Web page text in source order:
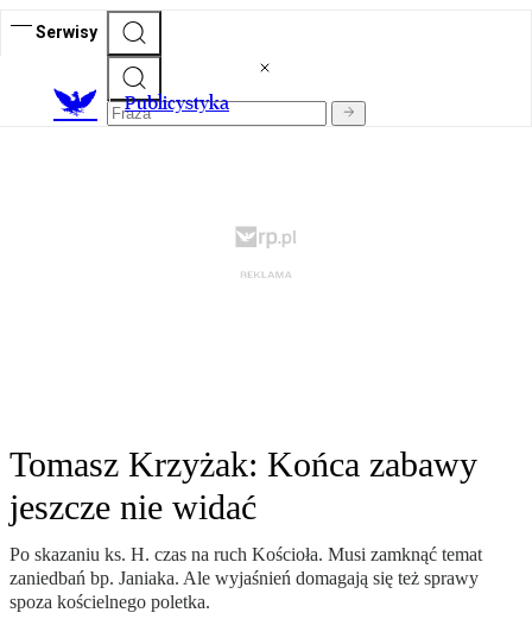
Serwisy
Publicystyka
Tomasz Krzyżak: Końca zabawy
jeszcze nie widać
Po skazaniu ks. H. czas na ruch Kościoła. Musi zamknąć temat
zaniedbań bp. Janiaka. Ale wyjaśnień domagają się też sprawy
spoza kościelnego poletka.